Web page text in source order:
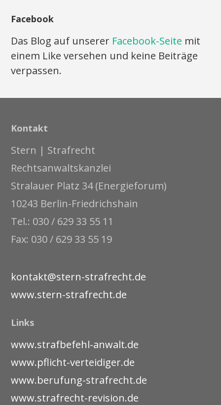
Facebook
Das Blog auf unserer Facebook-Seite mit
einem Like versehen und keine Beiträge
verpassen.
Kontakt
Stern | Strafrecht
Rechtsanwaltskanzlei
Stralauer Platz 34 (Energieforum)
10243 Berlin-Friedrichshain
Tel.: 030 / 629 33 55 11
Fax: 030 / 629 33 55 19
kontakt@stern-strafrecht.de
www.stern-strafrecht.de
Links
www.strafbefehl-anwalt.de
www.pflicht-verteidiger.de
www.berufung-strafrecht.de
www.strafrecht-revision.de